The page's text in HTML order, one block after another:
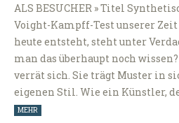
ALS BESUCHER » Titel
Voight-Kampff-Test unserer Zeit
heute entsteht, steht unter
man das überhaupt noch
verrät sich. Sie trägt Muster in
eigenen Stil. Wie ein Künstler,
MEHR